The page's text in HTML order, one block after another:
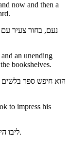
now and then a
נעם, בחור צעיר עם
an unending
bookshelves.
הוא חיפש ספר בלשים
to impress his
ליבו היה שלם במשימה, אבל מוחו היה חסר מנוחה.